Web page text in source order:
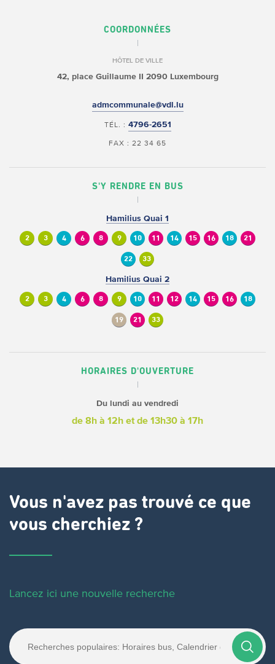
COORDONNÉES
HÔTEL DE VILLE
42, place Guillaume II 2090 Luxembourg
admcommunale@vdl.lu
TÉL. : 4796-2651
FAX : 22 34 65
S'Y RENDRE EN BUS
Hamilius Quai 1
2 3 4 6 8 9 10 11 14 15 16 18 21
22 33
Hamilius Quai 2
2 3 4 6 8 9 10 11 12 14 15 16 18
19 21 33
HORAIRES D'OUVERTURE
Du lundi au vendredi
de 8h à 12h et de 13h30 à 17h
Vous n'avez pas trouvé ce que
vous cherchiez ?
Lancez ici une nouvelle recherche